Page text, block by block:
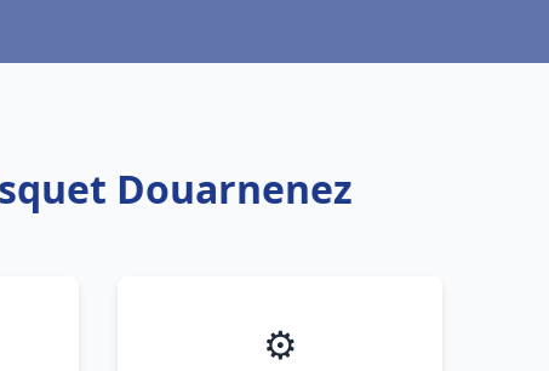
Douarnenez
⚙️